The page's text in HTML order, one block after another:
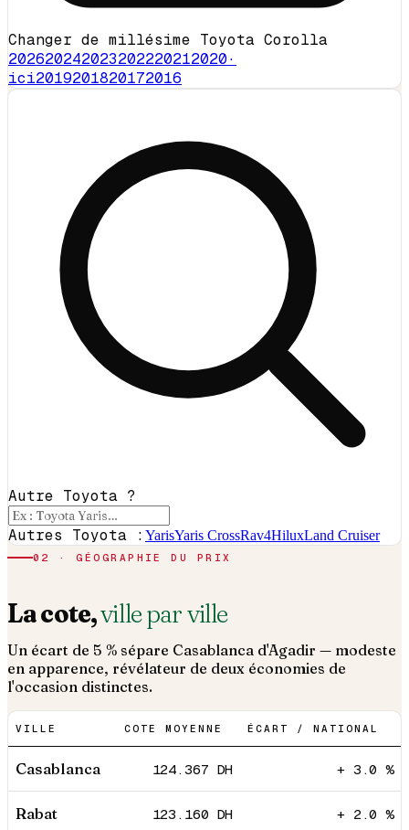
Changer de millésime Toyota Corolla
202620242023202220212020·
ici2019201820172016
Autre Toyota ?
Autres Toyota : YarisYaris CrossRav4HiluxLand Cruiser
02 · GÉOGRAPHIE DU PRIX
La cote,ville par ville
Un écart de 5 % sépare Casablanca d'Agadir — modeste
en apparence, révélateur de deux économies de
l'occasion distinctes.
VILLE COTE MOYENNE ÉCART / NATIONAL
Casablanca 124.367 DH + 3.0 %
Rabat 123.160 DH + 2.0 %